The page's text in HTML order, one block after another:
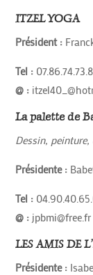
ITZEL YOGA
Président :
Tel :
@ :
La palette de
Dessin,
Présidente :
Tel :
@ : jpbmi@free.fr
LES AMIS DE
Présidente :